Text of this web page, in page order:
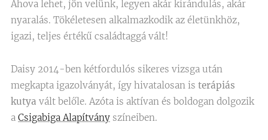
Ahova lehet, jön velünk, legyen akár kirándulás, akár
nyaralás. Tökéletesen alkalmazkodik az életünkhöz,
igazi, teljes értékű családtaggá vált!
Daisy 2014-ben kétfordulós sikeres vizsga után
megkapta igazolványát, így hivatalosan is terápiás
kutya vált belőle. Azóta is aktívan és boldogan dolgozik
a Csigabiga Alapítvány színeiben.